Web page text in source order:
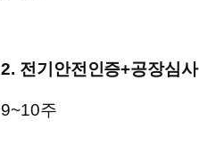
2. 전기안전인증+공장심사
9~10주